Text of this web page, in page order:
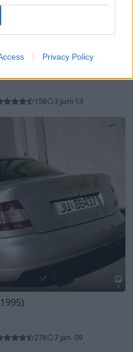
Privacy Policy
158 3 juni 13
6
278 7 jan. 09